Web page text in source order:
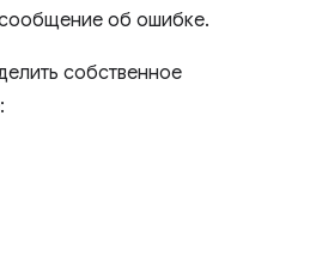
об ошибке.
собственное